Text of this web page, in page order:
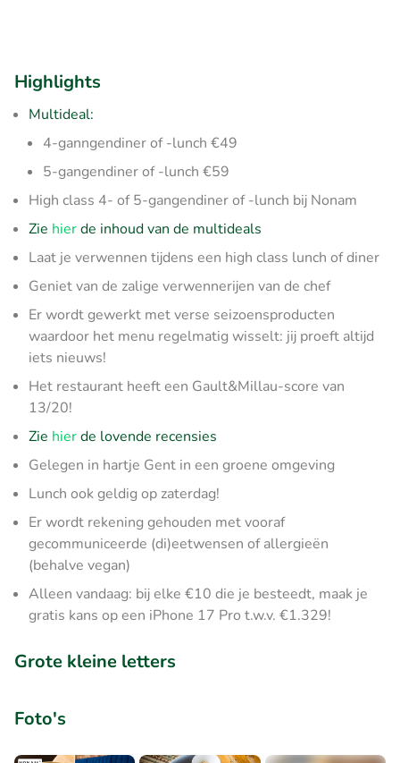
Highlights
Multideal:
4-ganngendiner of -lunch €49
5-gangendiner of -lunch €59
High class 4- of 5-gangendiner of -lunch bij Nonam
Zie hierde inhoud van de multideals
Laat je verwennen tijdens een high class lunch of diner
Geniet van de zalige verwennerijen van de chef
Er wordt gewerkt met verse seizoensproducten
waardoor het menu regelmatig wisselt: jij proeft altijd
iets nieuws!
Het restaurant heeft een Gault&Millau-score van
13/20!
Zie hierde lovende recensies
Gelegen in hartje Gent in een groene omgeving
Lunch ook geldig op zaterdag!
Er wordt rekening gehouden met vooraf
gecommuniceerde (di)eetwensen of allergieën
(behalve vegan)
Alleen vandaag: bij elke €10 die je besteedt, maak je
gratis kans op een iPhone 17 Pro t.w.v. €1.329!
Grote kleine letters
Foto's